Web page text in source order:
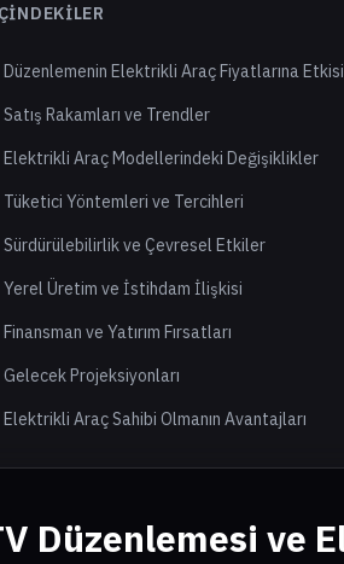
Düzenlemenin Elektrikli Araç Fiyatlarına Etkisi
Satış Rakamları ve Trendler
Elektrikli Araç Modellerindeki Değişiklikler
Tüketici Yöntemleri ve Tercihleri
Sürdürülebilirlik ve Çevresel Etkiler
Yerel Üretim ve İstihdam İlişkisi
Finansman ve Yatırım Fırsatları
Gelecek Projeksiyonları
Elektrikli Araç Sahibi Olmanın Avantajları
Düzenlemesi ve